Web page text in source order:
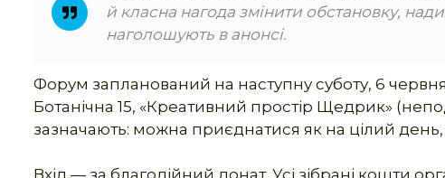
й класна нагода змінити обстановку,
наголошують в анонсі.
Форум запланований на наступну суботу, 6
Ботанічна 15, «Креативний простір Щедрик»
зазначають: можна приєднатися як на цілий день,